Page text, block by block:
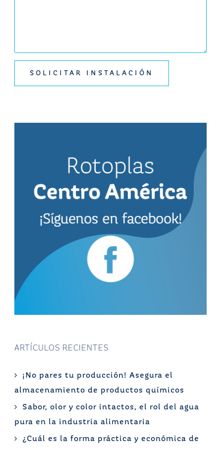
ARTÍCULOS RECIENTES
¡No pares tu producción! Asegura el
almacenamiento de productos químicos
Sabor, olor y color intactos, el rol del agua
pura en la industria alimentaria
¿Cuál es la forma práctica y económica de